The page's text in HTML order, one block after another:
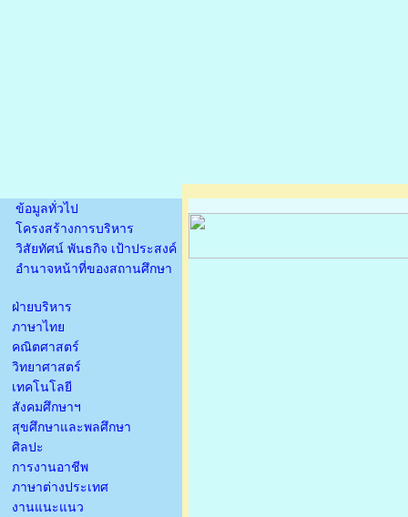
ข้อมูลทั่วไป
โครงสร้างการบริหาร
วิสัยทัศน์ พันธกิจ เป้าประสงค์
อำนาจหน้าที่ของสถานศึกษา
ฝ่ายบริหาร
ภาษาไทย
คณิตศาสตร์
วิทยาศาสตร์
เทคโนโลยี
สังคมศึกษาฯ
สุขศึกษาและพลศึกษา
ศิลปะ
การงานอาชีพ
ภาษาต่างประเทศ
งานแนะแนว